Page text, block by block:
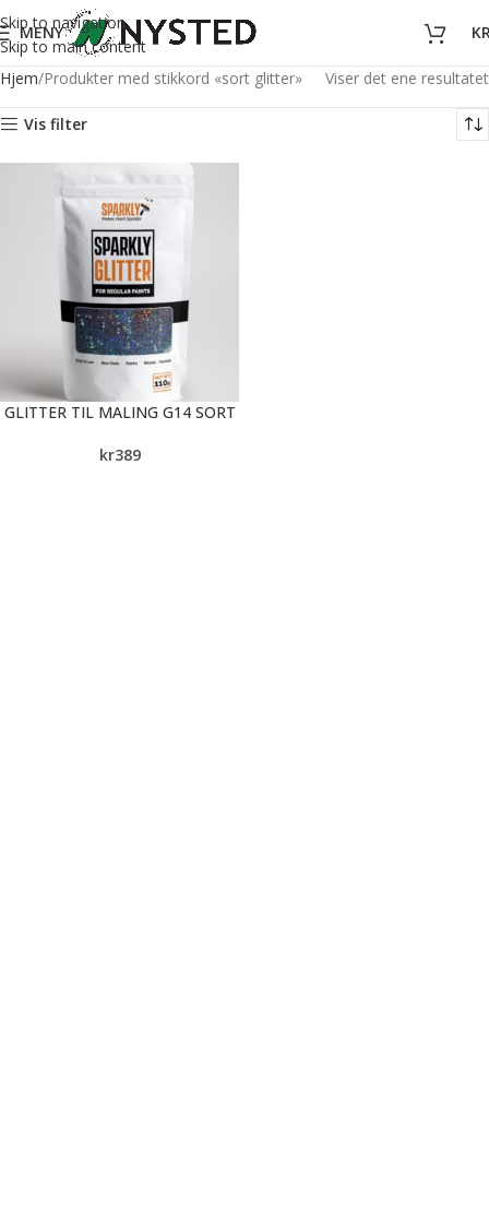
Skip to navigation
Skip to main content
MENY
Hjem Produkter med stikkord «sort glitter» Viser det ene resultatet
Vis filter
GLITTER TIL MALING G14 SORT
kr389